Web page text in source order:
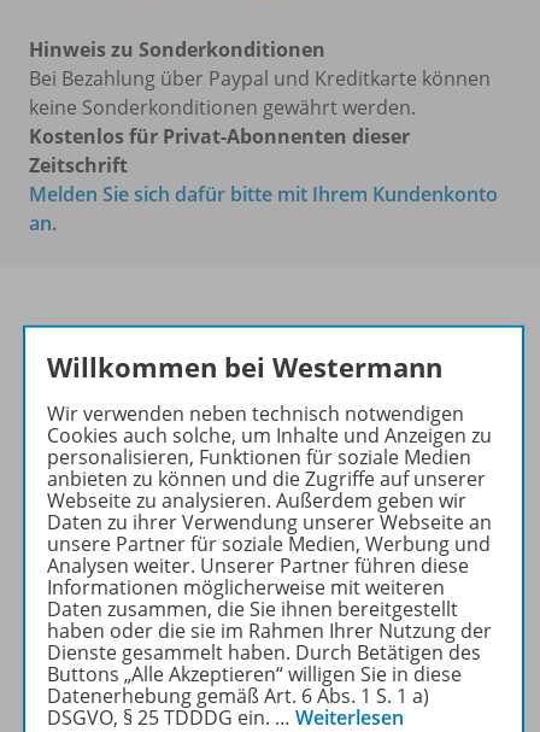
Hinweis zu Sonderkonditionen
Bei Bezahlung über Paypal und Kreditkarte können
keine Sonderkonditionen gewährt werden.
Kostenlos für Privat-Abonnenten dieser
Zeitschrift
Melden Sie sich dafür bitte mit Ihrem Kundenkonto
an.
Das führende Magazin für
den wissenschaftlichen
Transfer!
Ihr Wegweiser zu den
wichtigsten Seiten der GR:
zu den Abo-Angeboten
zum Zeitschriftenkiosk
zum Online-Archiv
Mehr zur Zeitschrift
Willkommen bei Westermann
Wir verwenden neben technisch notwendigen
Cookies auch solche, um Inhalte und Anzeigen zu
personalisieren, Funktionen für soziale Medien
anbieten zu können und die Zugriffe auf unserer
Webseite zu analysieren. Außerdem geben wir
Daten zu ihrer Verwendung unserer Webseite an
unsere Partner für soziale Medien, Werbung und
Analysen weiter. Unserer Partner führen diese
Informationen möglicherweise mit weiteren
Daten zusammen, die Sie ihnen bereitgestellt
haben oder die sie im Rahmen Ihrer Nutzung der
Dienste gesammelt haben. Durch Betätigen des
Buttons „Alle Akzeptieren“ willigen Sie in diese
Datenerhebung gemäß Art. 6 Abs. 1 S. 1 a)
DSGVO, § 25 TDDDG ein. … Weiterlesen